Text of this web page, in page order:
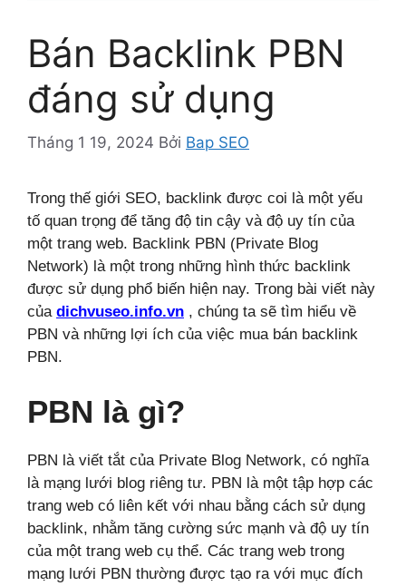
Bán Backlink PBN
đáng sử dụng
Tháng 1 19, 2024 Bởi Bap SEO
Trong thế giới SEO, backlink được coi là một yếu
tố quan trọng để tăng độ tin cậy và độ uy tín của
một trang web. Backlink PBN (Private Blog
Network) là một trong những hình thức backlink
được sử dụng phổ biến hiện nay. Trong bài viết này
của dichvuseo.info.vn , chúng ta sẽ tìm hiểu về
PBN và những lợi ích của việc mua bán backlink
PBN.
PBN là gì?
PBN là viết tắt của Private Blog Network, có nghĩa
là mạng lưới blog riêng tư. PBN là một tập hợp các
trang web có liên kết với nhau bằng cách sử dụng
backlink, nhằm tăng cường sức mạnh và độ uy tín
của một trang web cụ thể. Các trang web trong
mạng lưới PBN thường được tạo ra với mục đích